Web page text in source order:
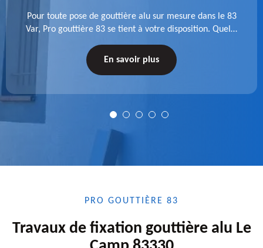
Pour toute pose de gouttière alu sur mesure dans le 83
Var, Pro gouttière 83 se tient à votre disposition. Quelle
nous confiance.
En savoir plus
PRO GOUTTIÈRE 83
Travaux de fixation gouttière alu Le